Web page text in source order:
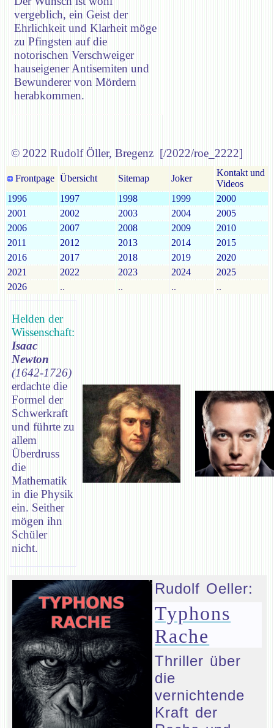
vergeblich, ein Geist der
Ehrlichkeit und Klarheit möge
zu Pfingsten auf die
notorischen Verschweiger
hauseigener Antisemiten und
Bewunderer von Mördern
herabkommen.
© 2022 Rudolf Öller, Bregenz [/2022/roe_2222]
Frontpage Übersicht Sitemap Joker
Kontakt und
Videos
1996
1997 1998 1999
2000
2001
2002 2003 2004
2005
2006
2007 2008 2009
2010
2011
2012 2013 2014
2015
2016
2017 2018 2019
2020
2021
2022 2023 2024
2025
2026
.. .. .. ..
Helden der
Wissenschaft:
Isaac
Newton
(1642-1726)
erdachte die
Formel der
Schwerkraft
und führte zu
allem
Überdruss
die
Mathematik
in die Physik
ein. Seither
mögen ihn
Schüler
nicht.
Rudolf Oeller:
Typhons
Rache
Thriller über
die
vernichtende
Kraft der